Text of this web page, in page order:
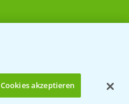
Cookies akzeptieren